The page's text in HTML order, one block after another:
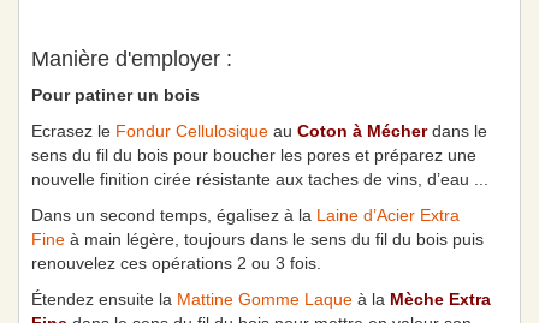
Manière d'employer :
Pour patiner un bois
Ecrasez le Fondur Cellulosique au Coton à Mécherdans le
sens du fil du bois pour boucher les pores et préparez une
nouvelle finition cirée résistante aux taches de vins, d’eau ...
Dans un second temps, égalisez à la Laine d’Acier Extra
Fine à main légère, toujours dans le sens du fil du bois puis
renouvelez ces opérations 2 ou 3 fois.
Étendez ensuite la Mattine Gomme Laque à la Mèche Extra